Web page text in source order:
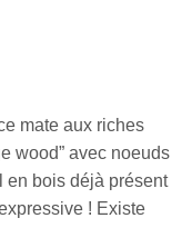
mate aux riches
wood” avec noeuds
en bois déjà présent
! Existe